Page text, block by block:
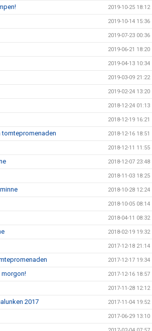
2019-10-25 18:12
2019-10-14 15:36
2019-07-23 00:36
2019-06-21 18:20
2019-04-13 10:34
2019-03-09 21:22
2019-02-24 13:20
2018-12-24 01:13
2018-12-19 16:21
2018-12-16 18:51
2018-12-11 11:55
2018-12-07 23:48
2018-11-03 18:25
2018-10-28 12:24
2018-10-05 08:14
2018-04-11 08:32
2018-02-19 19:32
2017-12-18 21:14
2017-12-17 19:34
morgon! 2017-12-16 18:57
2017-11-28 12:12
2017 2017-11-04 19:52
2017-06-29 13:10